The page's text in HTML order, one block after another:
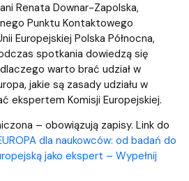
Renata Downar-Zapolska,
Punktu Kontaktowego
Europejskiej Polska Północna,
spotkania dowiedzą się
warto brać udział w
jakie są zasady udziału w
ekspertem Komisji Europejskiej.
– obowiązują zapisy. Link do
dla naukowców: od badań do
jako ekspert – Wypełnij